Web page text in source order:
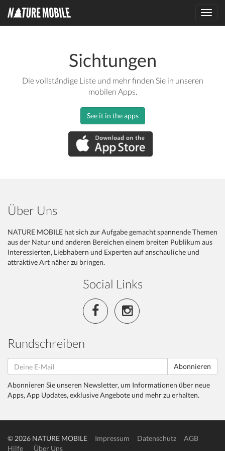
Sichtungen
Die vollständige Liste und mehr finden Sie in unseren
mobilen Apps.
See it in the apps
Über Uns
NATURE MOBILE hat sich zur Aufgabe gemacht spannende Themen
aus der Natur und anderen Bereichen einem breiten Publikum aus
Interessierten, Liebhabern und Experten auf anschauliche und
attraktive Art näher zu bringen.
Social Links
Rundschreiben
Abonnieren
Abonnieren Sie unseren Newsletter, um Informationen über neue
Apps, App Updates, exklusive Angebote und mehr zu erhalten.
© 2026 NATURE MOBILE Impressum Datenschutz
AGB
Hilfe
Über Uns